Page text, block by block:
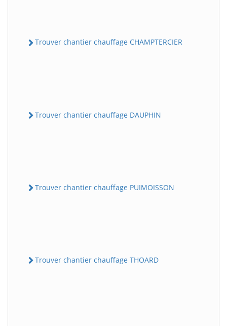
Trouver chantier chauffage CHAMPTERCIER
Trouver chantier chauffage DAUPHIN
Trouver chantier chauffage PUIMOISSON
Trouver chantier chauffage THOARD